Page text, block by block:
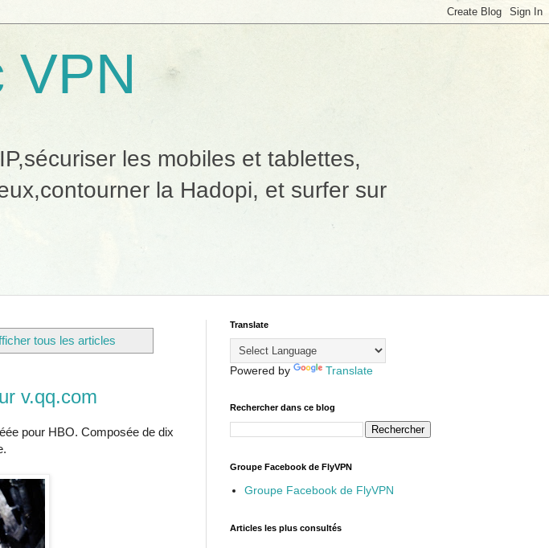
VPN
les mobiles et tablettes,
la Hadopi, et surfer sur
tous les articles
v.qq.com
pour HBO. Composée de dix
Translate
Powered by Translate
Rechercher dans ce blog
Groupe Facebook de FlyVPN
Groupe Facebook de FlyVPN
Articles les plus consultés